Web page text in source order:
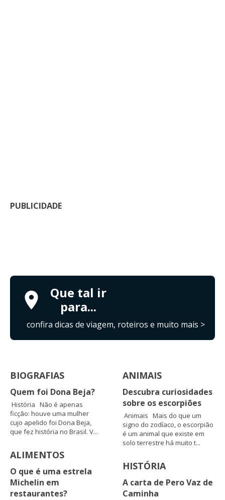
PUBLICIDADE
Que tal ir
para...
confira dicas de viagem, roteiros e muito mais >
BIOGRAFIAS
Quem foi Dona Beja?
História Não é apenas
ficção: houve uma mulher
cujo apelido foi Dona Beja,
que fez história no Brasil. V...
ALIMENTOS
O que é uma estrela
Michelin em
restaurantes?
ANIMAIS
Descubra curiosidades
sobre os escorpiões
Animais Mais do que um
signo do zodíaco, o escorpião
é um animal que existe em
solo terrestre há muito t...
HISTÓRIA
A carta de Pero Vaz de
Caminha